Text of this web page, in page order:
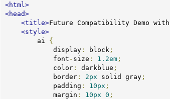
<html>
<head>
<title>Future Compatibility Demo
<style>
        ai
{
            display
: block ;
            font
- size : 1.2em;
            color
: darkblue ;
            border
: 2px solid gray;
            padding
: 10px ;
            margin
: 10px 0 ;